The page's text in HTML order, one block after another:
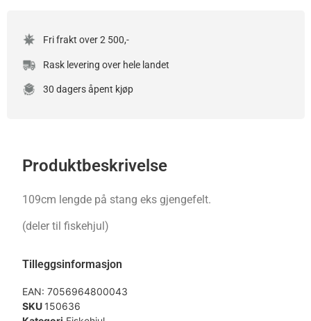
Fri frakt over 2 500,-
Rask levering over hele landet
30 dagers åpent kjøp
Produktbeskrivelse
109cm lengde på stang eks gjengefelt.
(deler til fiskehjul)
Tilleggsinformasjon
EAN:7056964800043
SKU 150636